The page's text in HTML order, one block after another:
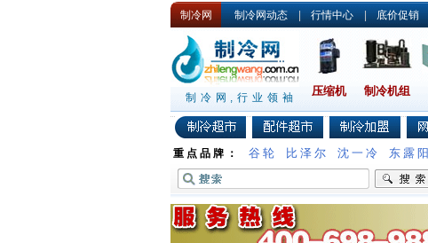
制冷网 制冷网动态 | 行情中心 | 底价促销
制冷网,行业领袖 压缩机 制冷机组
重点品牌： 谷轮 比泽尔 沈一冷 东露阳